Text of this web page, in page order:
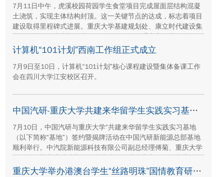
7月11日中午，虎溪校园荷园学生食堂项目完成屋面层结构混凝
土浇筑，实现主体结构封顶。这一关键节点的达成，标志着项目
建设取得里程碑式进展。重庆大学基建规划处、康立时代建设集
团有限公司、湖南顺天建设集团有限公司、重庆方郡建设工程咨
询有限公司等参建单位代表现场参与封顶仪式。
计算机“101计划”西南工作组正式成立
7月9日至10日，计算机“101计划”核心课程建设暨集体备课工作
会在四川大学江安校区召开。
中国汽研-重庆大学共建来华留学生实践实习基地签约暨揭牌活动举行
7月10日，中国汽研与重庆大学“共建来华留学生实践实习基地
（以下简称“基地”）签约暨揭牌活动在中国汽研新能源总部基地
顺利举行。中汽院新能源科技有限公司副总经理傅菊、重庆大学
国际合作与交流处处长兼留学生事务管理中心主任阳春出席活
动，双方相关职能负责人、教师代表及来华留学生代表共同参重庆大学举办港澳台学生“丝路明珠”国情教育研习营